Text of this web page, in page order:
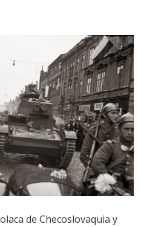
de Checoslovaquia y